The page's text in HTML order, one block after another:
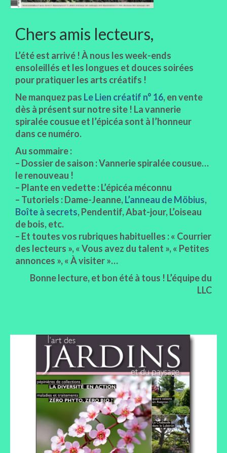
Chers amis lecteurs,
L’été est arrivé ! À nous les week-ends
ensoleillés et les longues et douces soirées
pour pratiquer les arts créatifs !
Ne manquez pas Le Lien créatif n° 16, en vente
dès à présent sur notre site ! La vannerie
spiralée cousue et l’épicéa sont à l’honneur
dans ce numéro.
Au sommaire :
– Dossier de saison : Vannerie spiralée cousue…
le renouveau !
– Plante en vedette : L’épicéa méconnu
– Tutoriels : Dame-Jeanne,L’anneau de Möbius,
Boîte à secrets, Pendentif, Abat-jour, L’oiseau
de bois, etc.
– Et toutes vos rubriques habituelles : « Courrier
des lecteurs », « Vous avez du talent », « Petites
annonces », « À visiter »…
Bonne lecture, et bon été à tous ! L’équipe du
LLC